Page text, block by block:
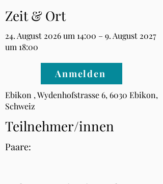
Zeit & Ort
24. August 2026 um 14:00 – 9. August 2027
um 18:00
Anmelden
Ebikon , Wydenhofstrasse 6, 6030 Ebikon,
Schweiz
Teilnehmer/innen
Paare: